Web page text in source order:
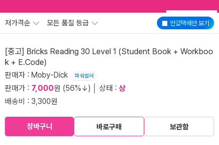
반값택배만 보기
저가격순 모든 품질 등급
[중고] Bricks Reading 30 Level 1 (Student Book + Workboo
k + E.Code)
판매자 : Moby-Dick 파워셀러
판매가 : 7,000원 (56%↓) │ 상태 : 상
배송비 : 3,300원
장바구니 바로구매 보관함